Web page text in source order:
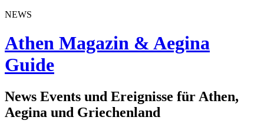
NEWS
Athen Magazin & Aegina
Guide
News Events und Ereignisse für Athen,
Aegina und Griechenland